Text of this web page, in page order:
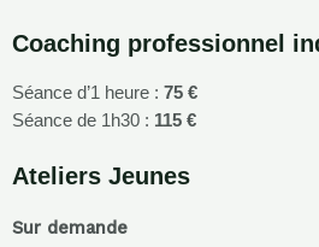
Coaching professionnel
Séance d’1 heure : 75 €
Séance de 1h30 : 115 €
Ateliers Jeunes
Sur demande